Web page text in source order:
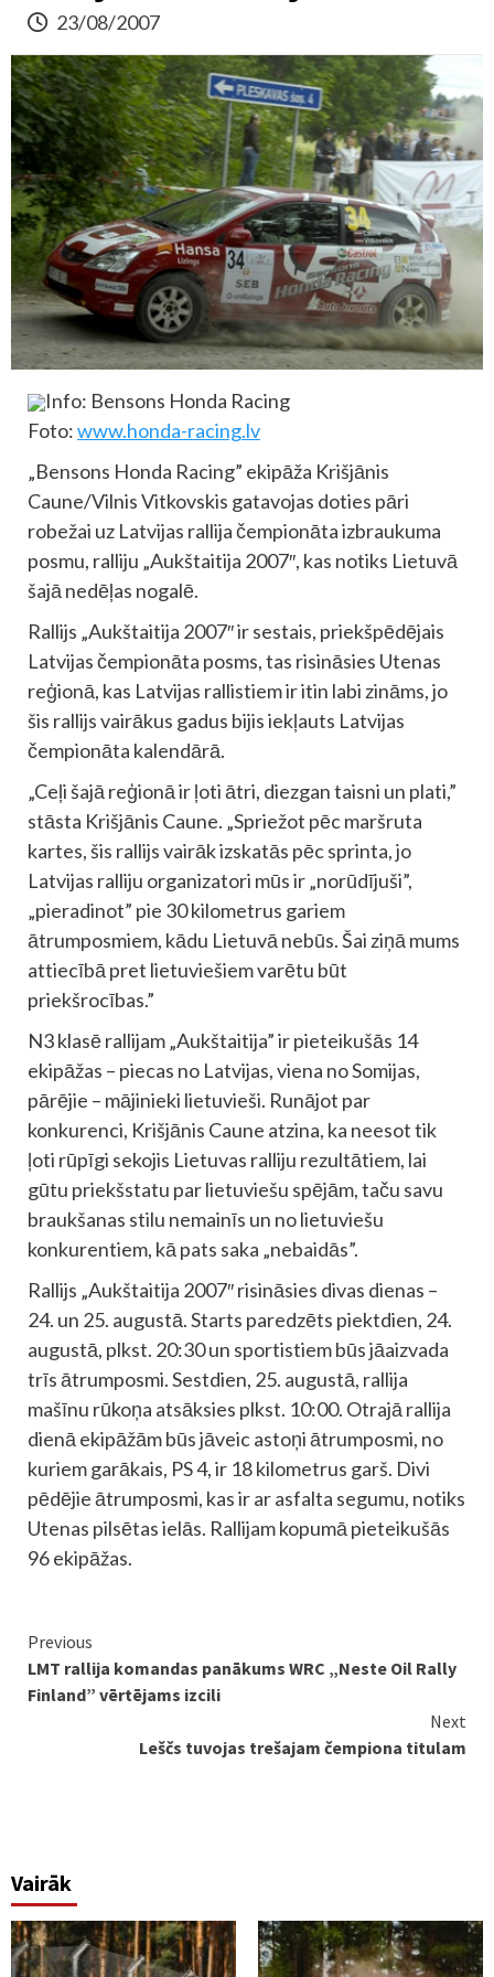
23/08/2007
Info: Bensons Honda Racing
Foto:www.honda-racing.lv
„Bensons Honda Racing” ekipāža Krišjānis
Caune/Vilnis Vitkovskis gatavojas doties pāri
robežai uz Latvijas rallija čempionāta izbraukuma
posmu, ralliju „Aukštaitija 2007″, kas notiks Lietuvā
šajā nedēļas nogalē.
Rallijs „Aukštaitija 2007″ ir sestais, priekšpēdējais
Latvijas čempionāta posms, tas risināsies Utenas
reģionā, kas Latvijas rallistiem ir itin labi zināms, jo
šis rallijs vairākus gadus bijis iekļauts Latvijas
čempionāta kalendārā.
„Ceļi šajā reģionā ir ļoti ātri, diezgan taisni un plati,”
stāsta Krišjānis Caune. „Spriežot pēc maršruta
kartes, šis rallijs vairāk izskatās pēc sprinta, jo
Latvijas ralliju organizatori mūs ir „norūdījuši”,
„pieradinot” pie 30 kilometrus gariem
ātrumposmiem, kādu Lietuvā nebūs. Šai ziņā mums
attiecībā pret lietuviešiem varētu būt
priekšrocības.”
N3 klasē rallijam „Aukštaitija” ir pieteikušās 14
ekipāžas – piecas no Latvijas, viena no Somijas,
pārējie – mājinieki lietuvieši. Runājot par
konkurenci, Krišjānis Caune atzina, ka neesot tik
ļoti rūpīgi sekojis Lietuvas ralliju rezultātiem, lai
gūtu priekšstatu par lietuviešu spējām, taču savu
braukšanas stilu nemainīs un no lietuviešu
konkurentiem, kā pats saka „nebaidās”.
Rallijs „Aukštaitija 2007″ risināsies divas dienas –
24. un 25. augustā. Starts paredzēts piektdien, 24.
augustā, plkst. 20:30 un sportistiem būs jāaizvada
trīs ātrumposmi. Sestdien, 25. augustā, rallija
mašīnu rūkoņa atsāksies plkst. 10:00. Otrajā rallija
dienā ekipāžām būs jāveic astoņi ātrumposmi, no
kuriem garākais, PS 4, ir 18 kilometrus garš. Divi
pēdējie ātrumposmi, kas ir ar asfalta segumu, notiks
Utenas pilsētas ielās. Rallijam kopumā pieteikušās
96 ekipāžas.
Continue
Reading
Previous
LMT rallija komandas panākums WRC „Neste Oil Rally
Finland” vērtējams izcili
Next
Leščs tuvojas trešajam čempiona titulam
Vairāk